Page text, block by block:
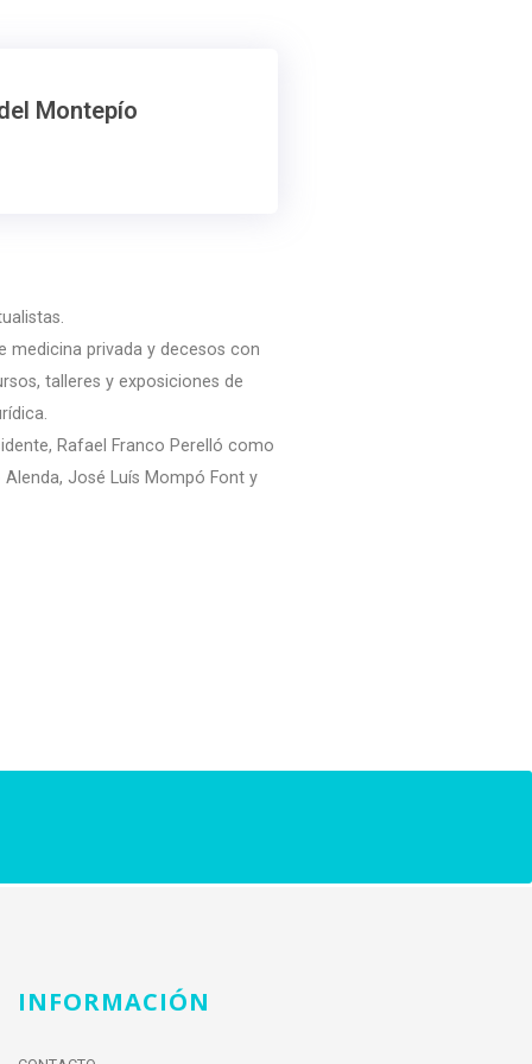
Montepío
medicina privada y decesos con
talleres y exposiciones de
Rafael Franco Perelló como
José Luís Mompó Font y
INFORMACIÓN